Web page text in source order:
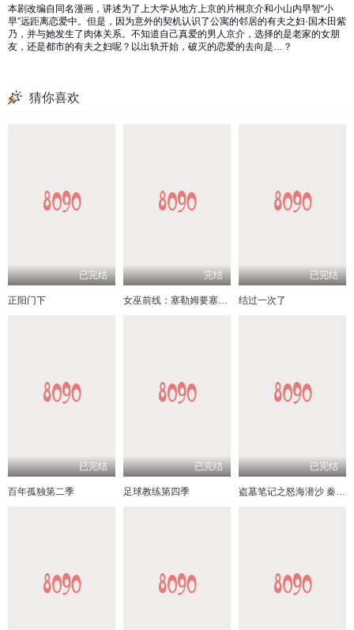
本剧改编自同名漫画，讲述为了上大学从地方上京的片桐京介和小山内早智“小
早”远距离恋爱中。但是，因为意外的契机认识了公寓的邻居的有夫之妇·国木田紫
乃，并与她发生了肉体关系。不知道自己真爱的男人京介，选择的是老家的女朋
友，还是都市的有夫之妇呢？以出轨开始，破灭的恋爱的去向是…？
猜你喜欢
已完结
正阳门下
完结
女巫前线：塞勒姆要塞第三季
已完结
结过一次了
已完结
百年孤独第二季
已完结
足球教练第四季
已完结
盗墓笔记之怒海潜沙 秦岭神树